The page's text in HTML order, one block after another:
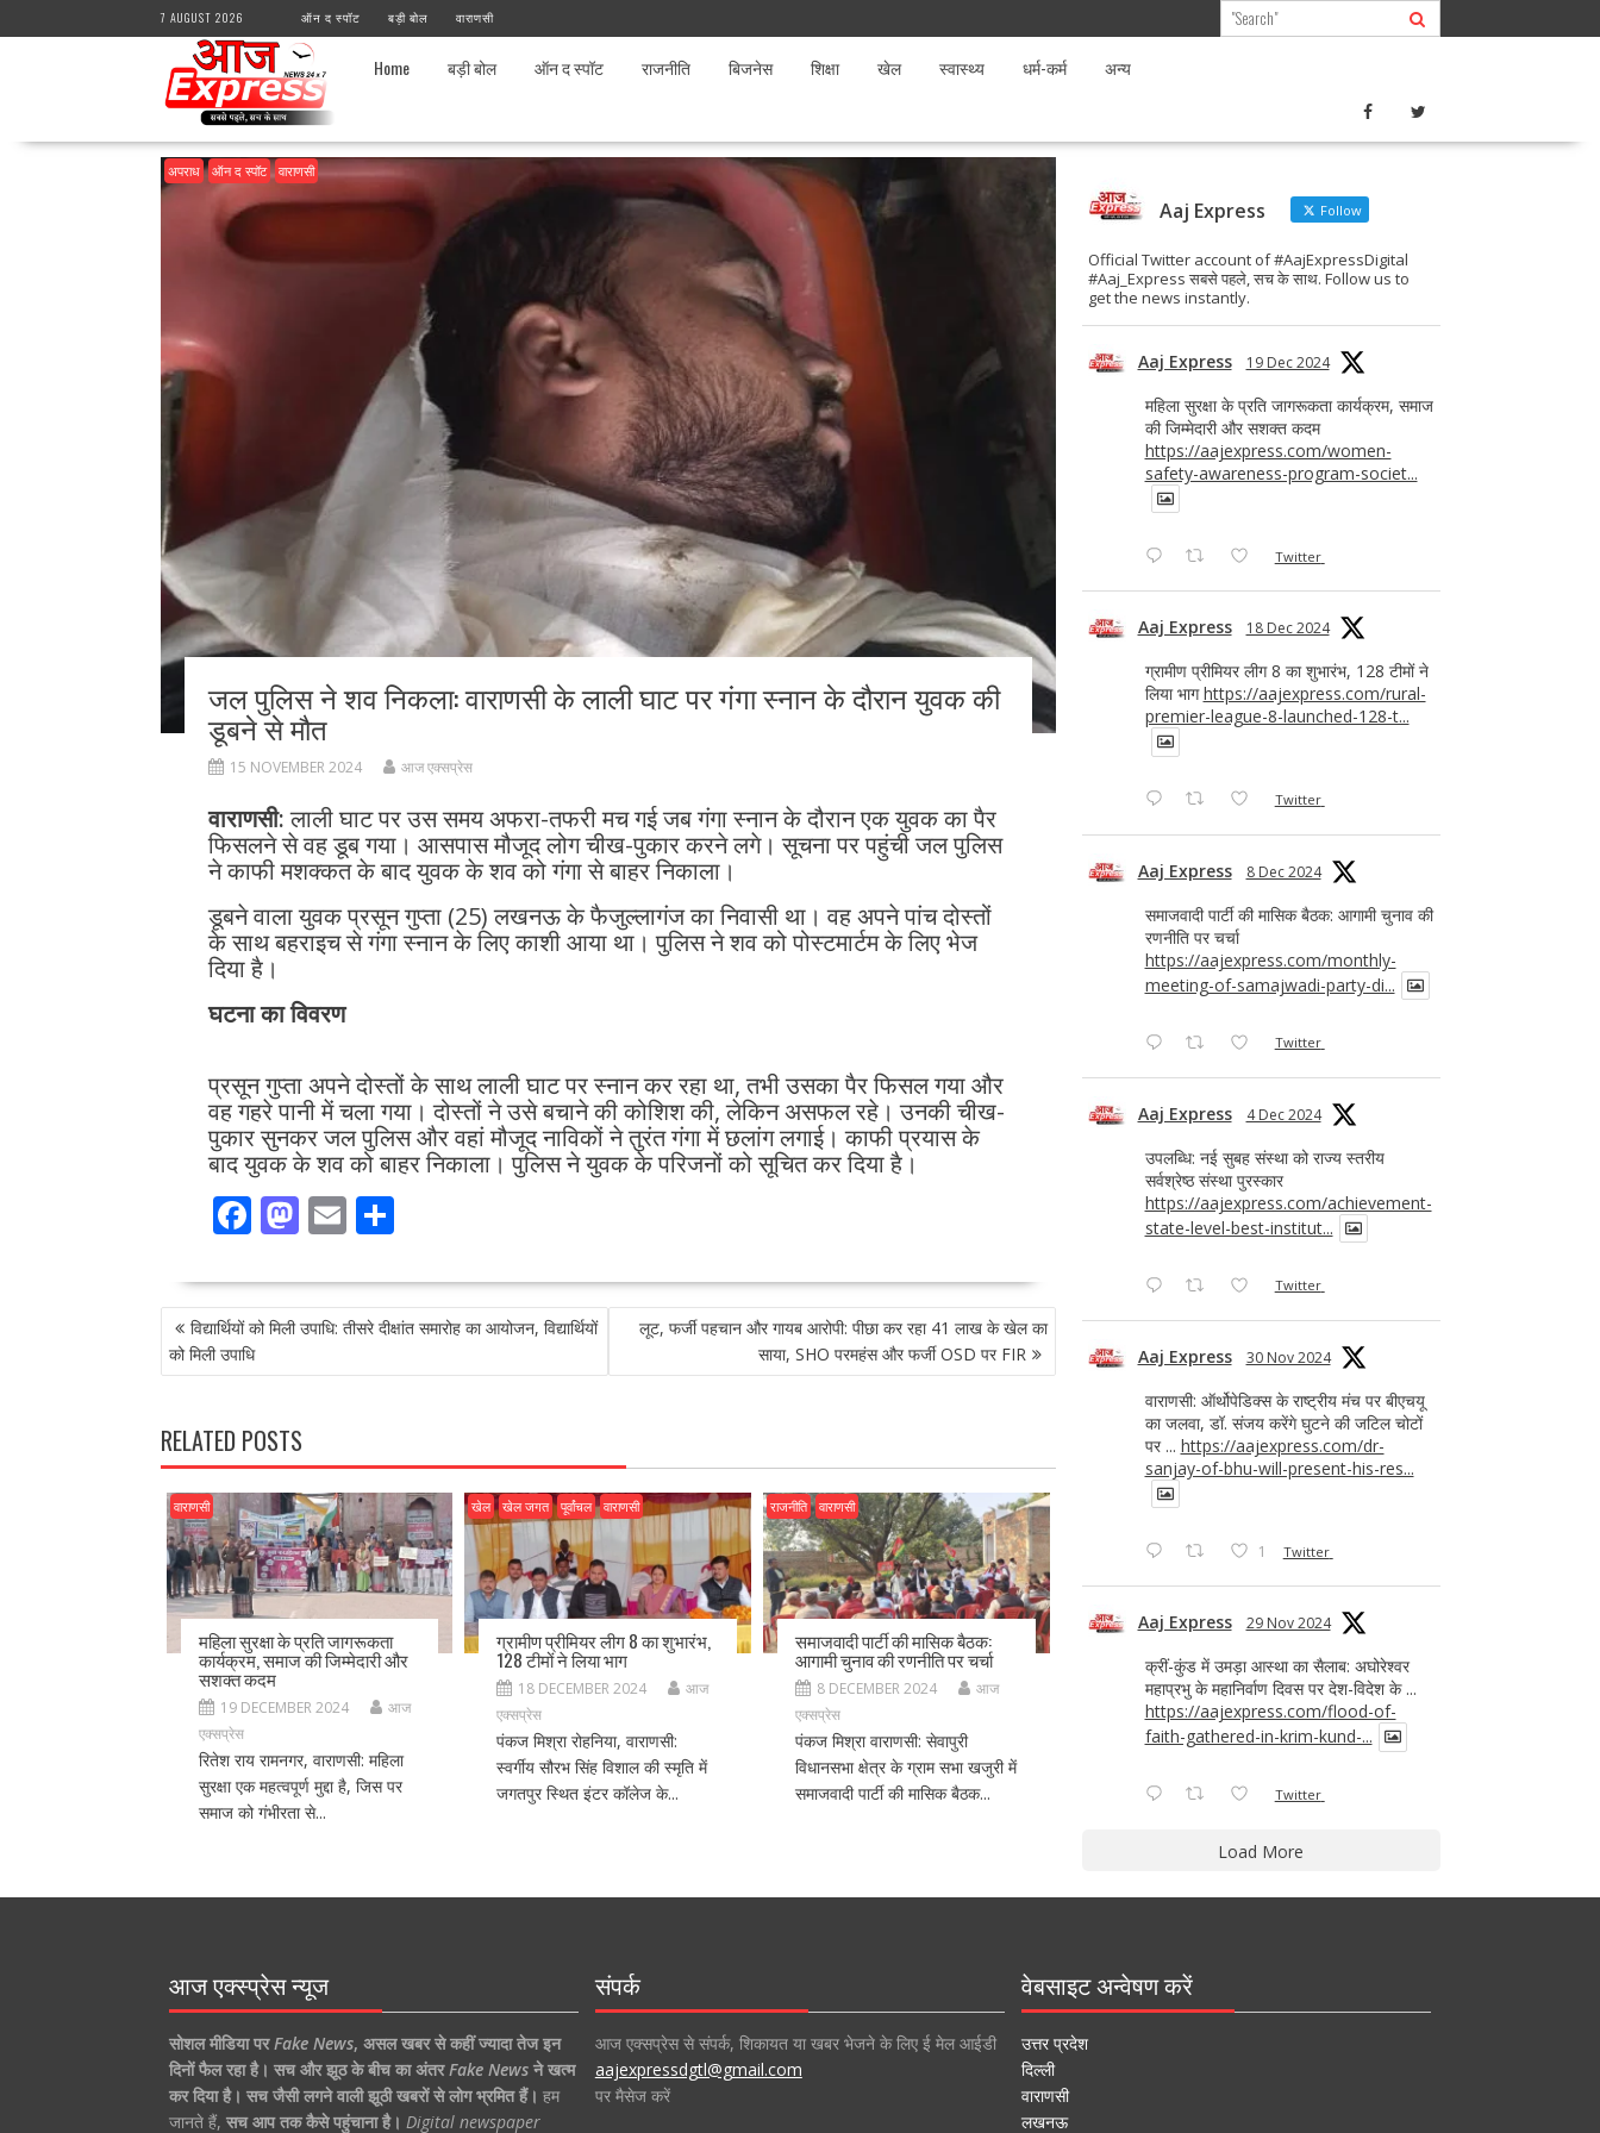
to
7 AUGUST 2026 ऑन द स्पॉट बड़ी बोल वाराणसी
Home बड़ी बोल ऑन द स्पॉट राजनीति बिजनेस शिक्षा खेल स्वास्थ्य धर्म-कर्म अन्य
अपराध ऑन द स्पॉट वाराणसी
जल पुलिस ने शव निकला: वाराणसी के लाली घाट पर गंगा स्नान के दौरान युवक की
डूबने से मौत
15 NOVEMBER 2024 आज एक्सप्रेस
वाराणसी:लाली घाट पर उस समय अफरा-तफरी मच गई जब गंगा स्नान के दौरान एक युवक का पैर
फिसलने से वह डूब गया। आसपास मौजूद लोग चीख-पुकार करने लगे। सूचना पर पहुंची जल पुलिस
ने काफी मशक्कत के बाद युवक के शव को गंगा से बाहर निकाला।
डूबने वाला युवक प्रसून गुप्ता (25) लखनऊ के फैजुल्लागंज का निवासी था। वह अपने पांच दोस्तों
के साथ बहराइच से गंगा स्नान के लिए काशी आया था। पुलिस ने शव को पोस्टमार्टम के लिए भेज
दिया है।
घटना का विवरण
प्रसून गुप्ता अपने दोस्तों के साथ लाली घाट पर स्नान कर रहा था, तभी उसका पैर फिसल गया और
वह गहरे पानी में चला गया। दोस्तों ने उसे बचाने की कोशिश की, लेकिन असफल रहे। उनकी चीख-
पुकार सुनकर जल पुलिस और वहां मौजूद नाविकों ने तुरंत गंगा में छलांग लगाई। काफी प्रयास के
बाद युवक के शव को बाहर निकाला। पुलिस ने युवक के परिजनों को सूचित कर दिया है।
F
e
b
o
k
M
to
d
o
E
ai
l
S
ar
e
POST
NAVIGATION
विद्यार्थियों को मिली उपाधि: तीसरे दीक्षांत समारोह का आयोजन, विद्यार्थियों
को मिली उपाधि
लूट, फर्जी पहचान और गायब आरोपी: पीछा कर रहा 41 लाख के खेल का
साया, SHO परमहंस और फर्जी OSD पर FIR
RELATED POSTS
वाराणसी
महिला सुरक्षा के प्रति जागरूकता
कार्यक्रम, समाज की जिम्मेदारी और
सशक्त कदम
19 DECEMBER 2024
आज
एक्सप्रेस
रितेश राय रामनगर, वाराणसी: महिला
सुरक्षा एक महत्वपूर्ण मुद्दा है, जिस पर
समाज को गंभीरता से...
खेल खेल जगत पूर्वांचल वाराणसी
ग्रामीण प्रीमियर लीग 8 का शुभारंभ,
128 टीमों ने लिया भाग
18 DECEMBER 2024
आज
एक्सप्रेस
पंकज मिश्रा रोहनिया, वाराणसी:
स्वर्गीय सौरभ सिंह विशाल की स्मृति में
जगतपुर स्थित इंटर कॉलेज के...
राजनीति वाराणसी
समाजवादी पार्टी की मासिक बैठक:
आगामी चुनाव की रणनीति पर चर्चा
8 DECEMBER 2024
आज
एक्सप्रेस
पंकज मिश्रा वाराणसी: सेवापुरी
विधानसभा क्षेत्र के ग्राम सभा खजुरी में
समाजवादी पार्टी की मासिक बैठक...
Aaj Express Follow
Official Twitter account of #AajExpressDigital
#Aaj_Express सबसे पहले, सच के साथ. Follow us to
get the news instantly.
Aaj Express 19 Dec 2024
महिला सुरक्षा के प्रति जागरूकता कार्यक्रम, समाज
की जिम्मेदारी और सशक्त कदम
https://aajexpress.com/women-
safety-awareness-program-societ...
Twitter
Aaj Express 18 Dec 2024
ग्रामीण प्रीमियर लीग 8 का शुभारंभ, 128 टीमों ने
लिया भागhttps://aajexpress.com/rural-
premier-league-8-launched-128-t...
Twitter
Aaj Express 8 Dec 2024
समाजवादी पार्टी की मासिक बैठक: आगामी चुनाव की
रणनीति पर चर्चा
https://aajexpress.com/monthly-
meeting-of-samajwadi-party-di...
Twitter
Aaj Express 4 Dec 2024
उपलब्धि: नई सुबह संस्था को राज्य स्तरीय
सर्वश्रेष्ठ संस्था पुरस्कार
https://aajexpress.com/achievement-
state-level-best-institut...
Twitter
Aaj Express 30 Nov 2024
वाराणसी: ऑर्थोपेडिक्स के राष्ट्रीय मंच पर बीएचयू
का जलवा, डॉ. संजय करेंगे घुटने की जटिल चोटों
पर ... https://aajexpress.com/dr-
sanjay-of-bhu-will-present-his-res...
1 Twitter
Aaj Express 29 Nov 2024
क्रीं-कुंड में उमड़ा आस्था का सैलाब: अघोरेश्वर
महाप्रभु के महानिर्वाण दिवस पर देश-विदेश के ...
https://aajexpress.com/flood-of-
faith-gathered-in-krim-kund-...
Twitter
Load More
आज एक्स्प्रेस न्यूज
सोशल मीडिया पर Fake News, असल खबर से कहीं ज्यादा तेज इन
दिनों फैल रहा है। सच और झूठ के बीच का अंतर Fake Newsने खत्म
कर दिया है। सच जैसी लगने वाली झूठी खबरों से लोग भ्रमित हैं। हम
जानते हैं, सच आप तक कैसे पहुंचाना है। Digital newspaper
संपर्क
आज एक्सप्रेस से संपर्क, शिकायत या खबर भेजने के लिए ई मेल आईडी
aajexpressdgtl@gmail.com
पर मैसेज करें
वेबसाइट अन्वेषण करें
उत्तर प्रदेश
दिल्ली
वाराणसी
लखनऊ